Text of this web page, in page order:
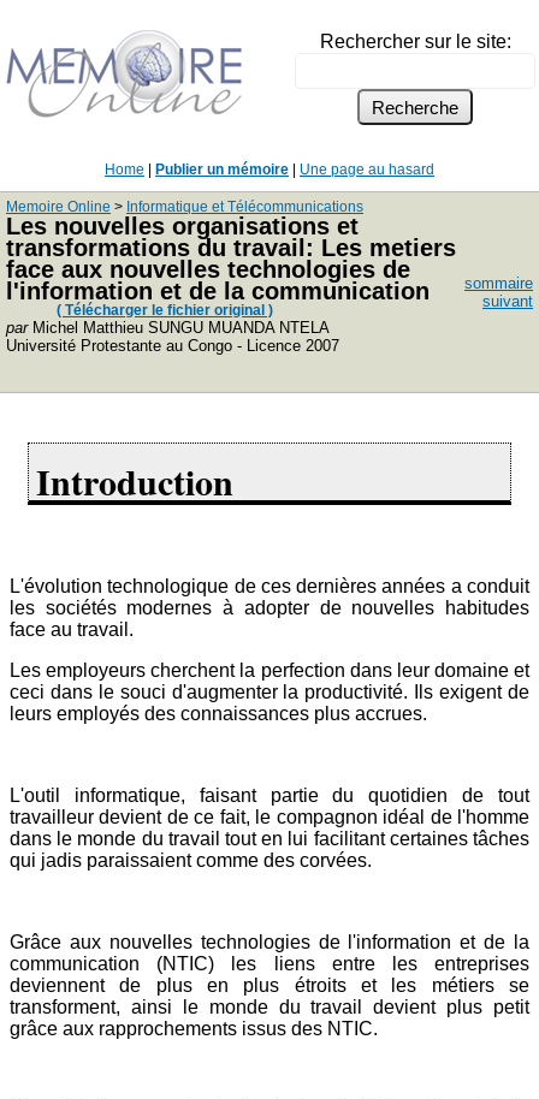
Rechercher sur le site:
Home Publier un mémoire Une page au hasard
Memoire Online > Informatique et Télécommunications
Les nouvelles organisations et
transformations du travail: Les metiers
face aux nouvelles technologies de
l'information et de la communication
( Télécharger le fichier original )
parMichel Matthieu SUNGU MUANDA NTELA
Université Protestante au Congo - Licence 2007
sommaire
suivant
Introduction
L'évolution technologique de ces dernières années a conduit
les sociétés modernes à adopter de nouvelles habitudes
face au travail.
Les employeurs cherchent la perfection dans leur domaine et
ceci dans le souci d'augmenter la productivité. Ils exigent de
leurs employés des connaissances plus accrues.
L'outil informatique, faisant partie du quotidien de tout
travailleur devient de ce fait, le compagnon idéal de l'homme
dans le monde du travail tout en lui facilitant certaines tâches
qui jadis paraissaient comme des corvées.
Grâce aux nouvelles technologies de l'information et de la
communication (NTIC) les liens entre les entreprises
deviennent de plus en plus étroits et les métiers se
transforment, ainsi le monde du travail devient plus petit
grâce aux rapprochements issus des NTIC.